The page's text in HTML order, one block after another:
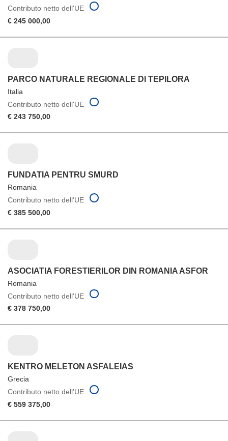
Contributo netto dell'UE
€ 245 000,00
PARCO NATURALE REGIONALE DI TEPILORA
Italia
Contributo netto dell'UE
€ 243 750,00
FUNDATIA PENTRU SMURD
Romania
Contributo netto dell'UE
€ 385 500,00
ASOCIATIA FORESTIERILOR DIN ROMANIA ASFOR
Romania
Contributo netto dell'UE
€ 378 750,00
KENTRO MELETON ASFALEIAS
Grecia
Contributo netto dell'UE
€ 559 375,00